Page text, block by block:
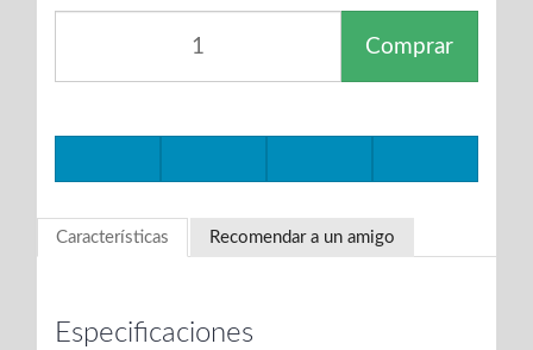
Comprar
Características Recomendar a un amigo
Especificaciones